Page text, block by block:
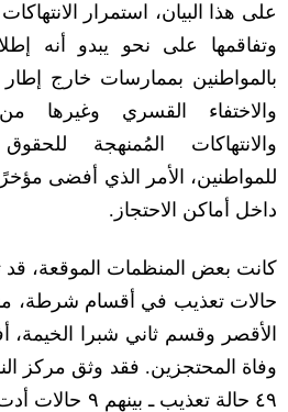
على هذا البيان، استمرار
وتفاقمها على نحو يبدو أنه
بالمواطنين بممارسات خارج إطار
والاختفاء القسري وغيرها
والانتهاكات المُمنهجة
للمواطنين، الأمر الذي أفضى
داخل أماكن الاحتجاز
كانت بعض المنظمات الموقعة، قد
حالات تعذيب في أقسام شرطة،
الأقصر وقسم ثاني شبرا
وفاة المحتجزين. فقد وثق مركز
٤٩ حالة تعذيب ـ